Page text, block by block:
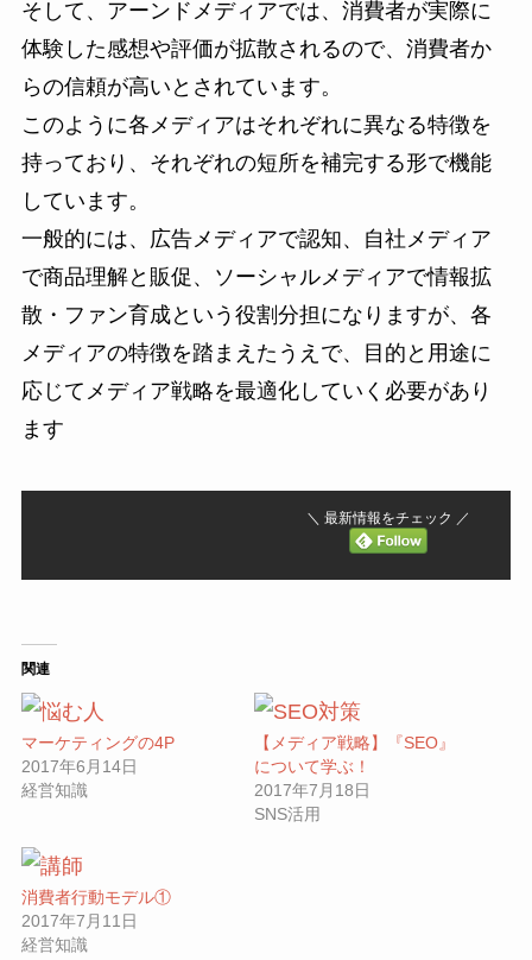
そして、アーンドメディアでは、消費者が実際に
体験した感想や評価が拡散されるので、消費者か
らの信頼が高いとされています。
このように各メディアはそれぞれに異なる特徴を
持っており、それぞれの短所を補完する形で機能
しています。
一般的には、広告メディアで認知、自社メディア
で商品理解と販促、ソーシャルメディアで情報拡
散・ファン育成という役割分担になりますが、各
メディアの特徴を踏まえたうえで、目的と用途に
応じてメディア戦略を最適化していく必要があり
ます
＼ 最新情報をチェック ／
関連
マーケティングの4P
2017年6月14日
経営知識
【メディア戦略】『SEO』
について学ぶ！
2017年7月18日
SNS活用
消費者行動モデル①
2017年7月11日
経営知識